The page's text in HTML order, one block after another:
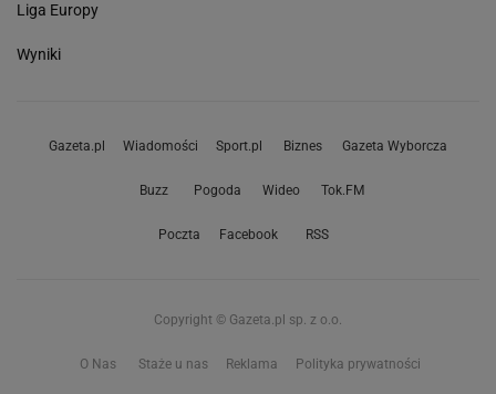
Liga Europy
Wyniki
Gazeta.pl Wiadomości Sport.pl Biznes Gazeta Wyborcza
Buzz Pogoda Wideo Tok.FM
Poczta Facebook RSS
Copyright © Gazeta.pl sp. z o.o.
O Nas Staże u nas Reklama Polityka prywatności